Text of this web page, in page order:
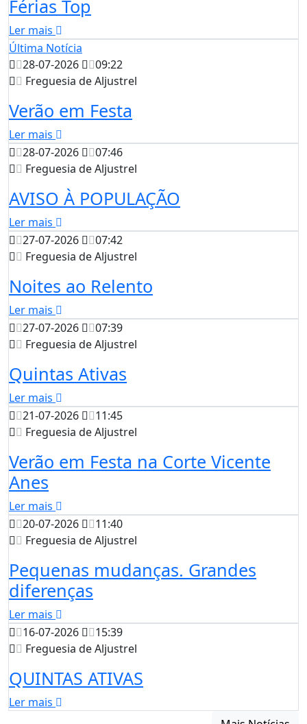
Férias Top
Ler mais
Última Notícia
28-07-2026
09:22
Freguesia de Aljustrel
Verão em Festa
Ler mais
28-07-2026
07:46
Freguesia de Aljustrel
AVISO À POPULAÇÃO
Ler mais
27-07-2026
07:42
Freguesia de Aljustrel
Noites ao Relento
Ler mais
27-07-2026
07:39
Freguesia de Aljustrel
Quintas Ativas
Ler mais
21-07-2026
11:45
Freguesia de Aljustrel
Verão em Festa na Corte Vicente
Anes
Ler mais
20-07-2026
11:40
Freguesia de Aljustrel
Pequenas mudanças. Grandes
diferenças
Ler mais
16-07-2026
15:39
Freguesia de Aljustrel
QUINTAS ATIVAS
Ler mais